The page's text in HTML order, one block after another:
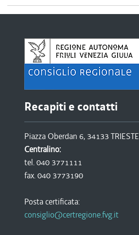
Recapiti e contatti
Piazza Oberdan 6, 34133 TRIESTE
Centralino:
tel. 040 3771111
fax. 040 3773190
Posta certificata:
consiglio@certregione.fvg.it